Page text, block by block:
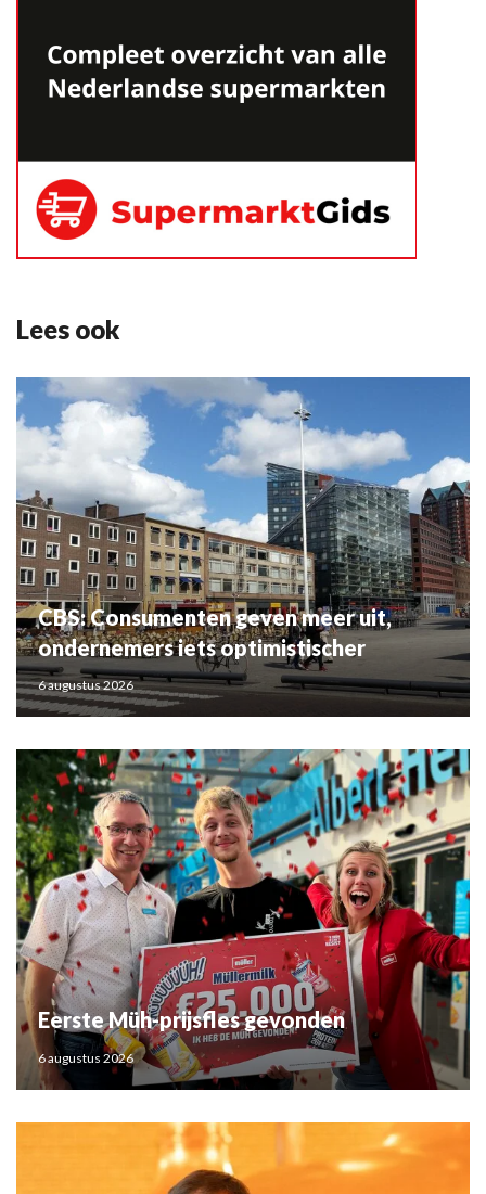
Lees ook
CBS: Consumenten geven meer uit,
ondernemers iets optimistischer
6 augustus 2026
Eerste Müh-prijsfles gevonden
6 augustus 2026